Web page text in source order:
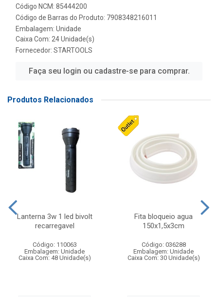
Código NCM: 85444200
Código de Barras do Produto: 7908348216011
Embalagem: Unidade
Caixa Com: 24 Unidade(s)
Fornecedor: STARTOOLS
Faça seu login ou cadastre-se para comprar.
Produtos Relacionados
Lanterna 3w 1 led bivolt
recarregavel
Código: 110063
Embalagem: Unidade
Caixa Com: 48 Unidade(s)
Fita bloqueio agua
150x1,5x3cm
Código: 036288
Embalagem: Unidade
Caixa Com: 30 Unidade(s)